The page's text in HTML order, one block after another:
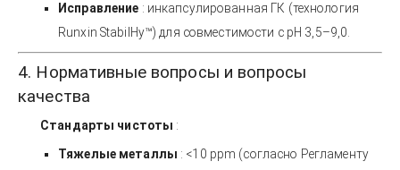
Исправление : инкапсулированная ГК (технология
Runxin StabilHy™) для совместимости с pH 3,5–9,0.
4. Нормативные вопросы и вопросы
качества
Стандарты чистоты :
Тяжелые металлы : <10 ppm (согласно Регламенту